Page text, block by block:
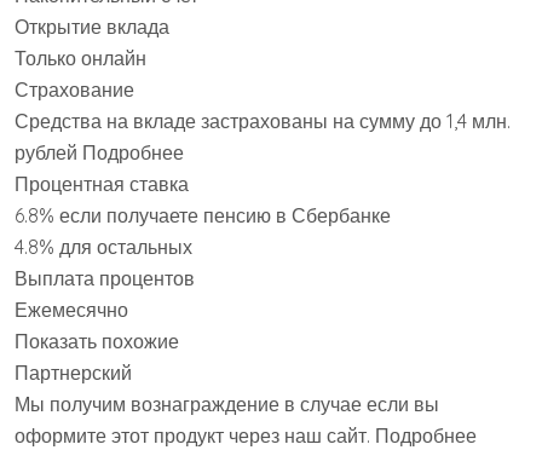
Открытие вклада
Только онлайн
Страхование
Средства на вкладе застрахованы на сумму до 1,4 млн.
рублей Подробнее
Процентная ставка
6.8% если получаете пенсию в Сбербанке
4.8% для остальных
Выплата процентов
Ежемесячно
Показать похожие
Партнерский
Мы получим вознаграждение в случае если вы
оформите этот продукт через наш сайт. Подробнее